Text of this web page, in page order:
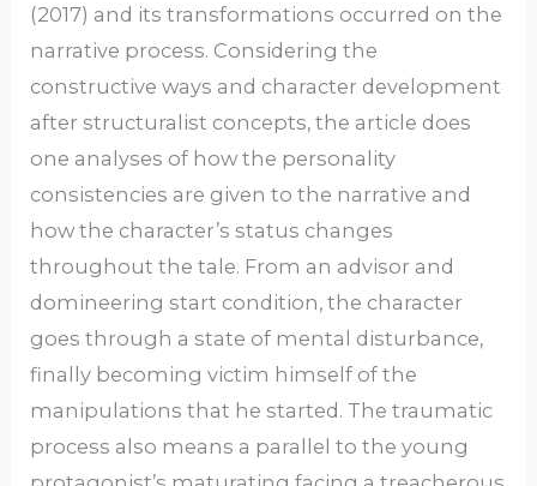
(2017) and its transformations occurred on the
narrative process. Considering the
constructive ways and character development
after structuralist concepts, the article does
one analyses of how the personality
consistencies are given to the narrative and
how the character’s status changes
throughout the tale. From an advisor and
domineering start condition, the character
goes through a state of mental disturbance,
finally becoming victim himself of the
manipulations that he started. The traumatic
process also means a parallel to the young